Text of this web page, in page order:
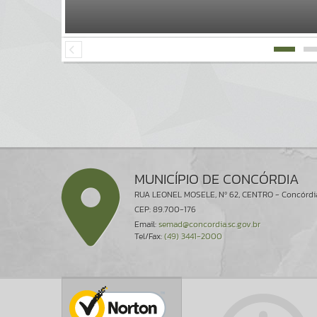
MUNICÍPIO DE CONCÓRDIA
RUA LEONEL MOSELE, Nº 62, CENTRO -
CEP: 89.700-176
Email:semad@concordia.sc.gov.br
Tel/Fax:(49) 3441-2000